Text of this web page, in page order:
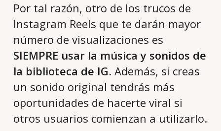
Por tal razón, otro de los trucos de
Instagram Reels que te darán mayor
número de visualizaciones es
SIEMPRE usar la música y sonidos de
la biblioteca de IG. Además, si creas
un sonido original tendrás más
oportunidades de hacerte viral si
otros usuarios comienzan a utilizarlo.